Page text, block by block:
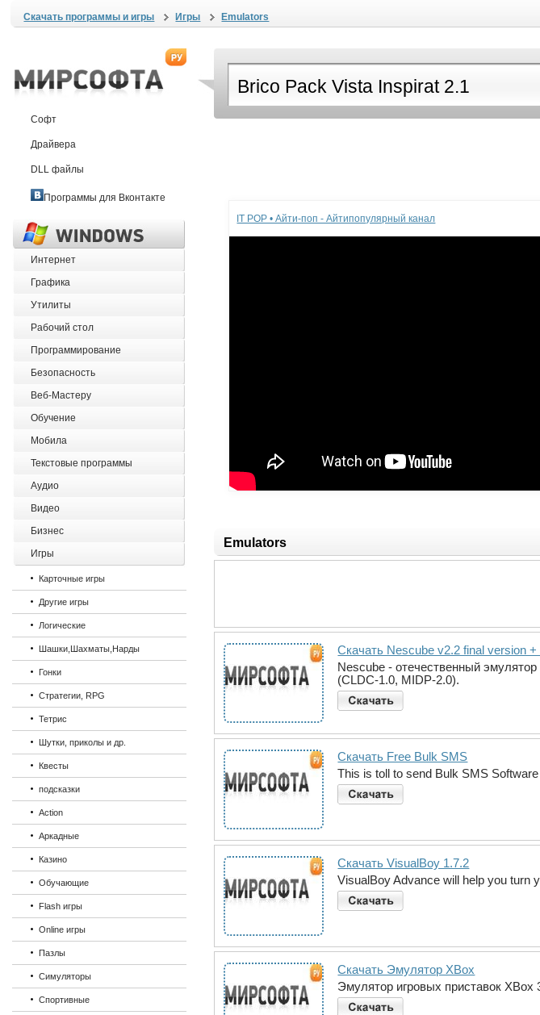
Скачать программы и игры Игры Emulators
Софт
Драйвера
DLL файлы
Программы для Вконтакте
Интернет
Графика
Утилиты
Рабочий стол
Программирование
Безопасность
Веб-Мастеру
Обучение
Мобила
Текстовые программы
Аудио
Видео
Бизнес
Игры
Карточные игры
Другие игры
Логические
Шашки,Шахматы,Нарды
Гонки
Стратегии, RPG
Тетрис
Шутки, приколы и др.
Квесты
подсказки
Action
Аркадные
Казино
Обучающие
Flash игры
Online игры
Пазлы
Симуляторы
Спортивные
IT POP • Айти-поп - Айтипопулярный канал
Emulators
Скачать Nescube v2.2 final version +
Nescube - отечественный
(CLDC-1.0, MIDP-2.0).
Скачать Free Bulk SMS
This is toll to send Bulk SMS Software
Скачать VisualBoy 1.7.2
VisualBoy Advance will help you turn
Скачать Эмулятор XBox
Эмулятор игровых приставок XВox